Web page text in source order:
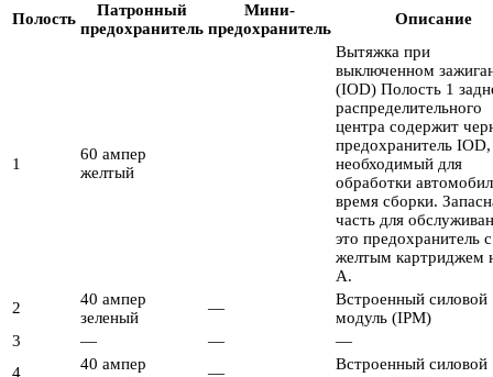
Полость
Патронный
предохранитель
Мини-
предохранитель
Описание
1
60 ампер
желтый
Вытяжка при
выключенном
(IOD) Полость 1
распределительного
центра содержит
предохранитель IOD,
необходимый для
обработки
время сборки.
часть для
это предохранитель с
желтым картриджем
А.
2
40 ампер
зеленый
—
Встроенный силовой
модуль (IPM)
3
— —
—
4
40 ампер
—
Встроенный силовой